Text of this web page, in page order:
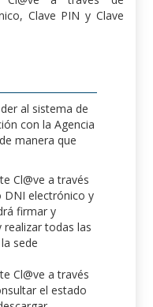
Clave PIN y Clave
al sistema de
con la Agencia
manera que
Cl@ve a través
DNI electrónico y
firmar y
todas las
sede
Cl@ve a través
el estado